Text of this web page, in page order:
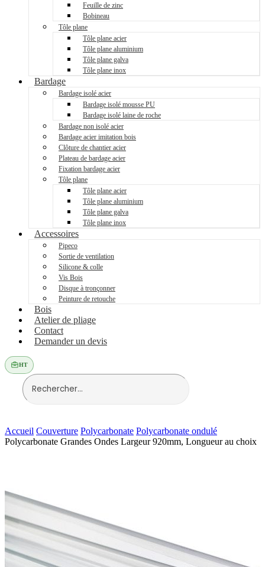
Feuille de zinc
Bobineau
Tôle plane
Tôle plane acier
Tôle plane aluminium
Tôle plane galva
Tôle plane inox
Bardage
Bardage isolé acier
Bardage isolé mousse PU
Bardage isolé laine de roche
Bardage non isolé acier
Bardage acier imitation bois
Clôture de chantier acier
Plateau de bardage acier
Fixation bardage acier
Tôle plane
Tôle plane acier
Tôle plane aluminium
Tôle plane galva
Tôle plane inox
Accessoires
Pipeco
Sortie de ventilation
Silicone & colle
Vis Bois
Disque à tronçonner
Peinture de retouche
Bois
Atelier de pliage
Contact
Demander un devis
HT
Accueil Couverture Polycarbonate Polycarbonate ondulé
Polycarbonate Grandes Ondes Largeur 920mm, Longueur au choix